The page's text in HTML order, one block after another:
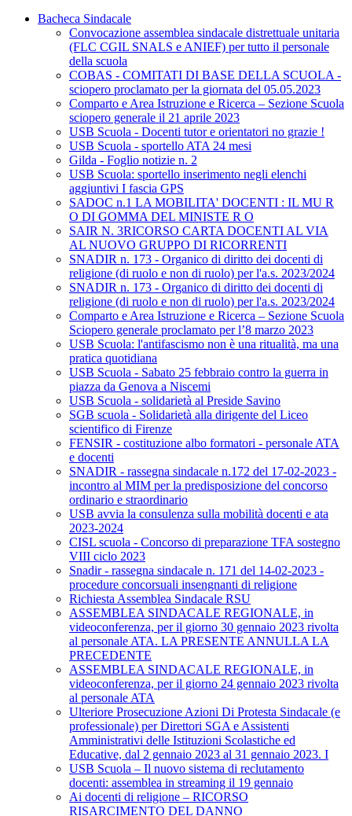
Bacheca Sindacale
Convocazione assemblea sindacale distrettuale unitaria
(FLC CGIL SNALS e ANIEF) per tutto il personale
della scuola
COBAS - COMITATI DI BASE DELLA SCUOLA -
sciopero proclamato per la giornata del 05.05.2023
Comparto e Area Istruzione e Ricerca – Sezione Scuola
sciopero generale il 21 aprile 2023
USB Scuola - Docenti tutor e orientatori no grazie !
USB Scuola - sportello ATA 24 mesi
Gilda - Foglio notizie n. 2
USB Scuola: sportello inserimento negli elenchi
aggiuntivi I fascia GPS
SADOC n.1 LA MOBILITA' DOCENTI : IL MU R
O DI GOMMA DEL MINISTE R O
SAIR N. 3RICORSO CARTA DOCENTI AL VIA
AL NUOVO GRUPPO DI RICORRENTI
SNADIR n. 173 - Organico di diritto dei docenti di
religione (di ruolo e non di ruolo) per l'a.s. 2023/2024
SNADIR n. 173 - Organico di diritto dei docenti di
religione (di ruolo e non di ruolo) per l'a.s. 2023/2024
Comparto e Area Istruzione e Ricerca – Sezione Scuola
Sciopero generale proclamato per l’8 marzo 2023
USB Scuola: l'antifascismo non è una ritualità, ma una
pratica quotidiana
USB Scuola - Sabato 25 febbraio contro la guerra in
piazza da Genova a Niscemi
USB Scuola - solidarietà al Preside Savino
SGB scuola - Solidarietà alla dirigente del Liceo
scientifico di Firenze
FENSIR - costituzione albo formatori - personale ATA
e docenti
SNADIR - rassegna sindacale n.172 del 17-02-2023 -
incontro al MIM per la predisposizione del concorso
ordinario e straordinario
USB avvia la consulenza sulla mobilità docenti e ata
2023-2024
CISL scuola - Concorso di preparazione TFA sostegno
VIII ciclo 2023
Snadir - rassegna sindacale n. 171 del 14-02-2023 -
procedure concorsuali insengnanti di religione
Richiesta Assemblea Sindacale RSU
ASSEMBLEA SINDACALE REGIONALE, in
videoconferenza, per il giorno 30 gennaio 2023 rivolta
al personale ATA. LA PRESENTE ANNULLA LA
PRECEDENTE
ASSEMBLEA SINDACALE REGIONALE, in
videoconferenza, per il giorno 24 gennaio 2023 rivolta
al personale ATA
Ulteriore Prosecuzione Azioni Di Protesta Sindacale (e
professionale) per Direttori SGA e Assistenti
Amministrativi delle Istituzioni Scolastiche ed
Educative, dal 2 gennaio 2023 al 31 gennaio 2023. I
USB Scuola – Il nuovo sistema di reclutamento
docenti: assemblea in streaming il 19 gennaio
Ai docenti di religione – RICORSO
RISARCIMENTO DEL DANNO